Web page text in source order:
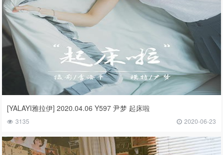
[YALAYI雅拉伊] 2020.04.06 Y597 尹梦 起床啦
3135 2020-06-23